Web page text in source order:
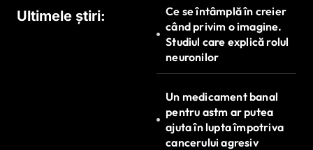
Ultimele știri:
Ce se întâmplă în creier
când privim o imagine.
Studiul care explică rolul
neuronilor
Un medicament banal
pentru astm ar putea
ajuta în lupta împotriva
cancerului agresiv